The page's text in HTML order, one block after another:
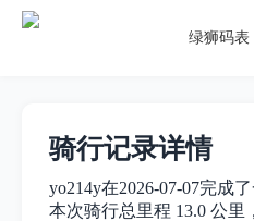
绿狮码表
骑行记录详情
yo214y在2026-07-07完成
本次骑行总里程 13.0 公里